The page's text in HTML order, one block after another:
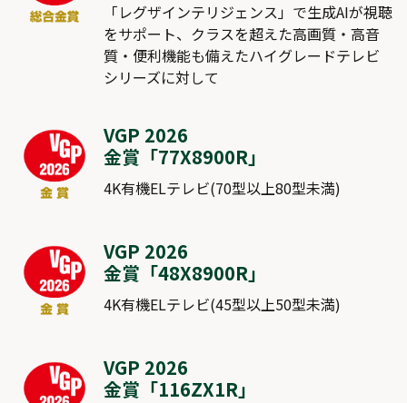
「レグザインテリジェンス」で生成AIが視聴
をサポート、クラスを超えた高画質・高音
質・便利機能も備えたハイグレードテレビ
シリーズに対して
VGP 2026
金賞「77X8900R」
4K有機ELテレビ(70型以上80型未満)
VGP 2026
金賞「48X8900R」
4K有機ELテレビ(45型以上50型未満)
VGP 2026
金賞「116ZX1R」